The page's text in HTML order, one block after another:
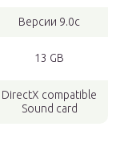
Версии 9.0c
13 GB
DirectX compatible
Sound card